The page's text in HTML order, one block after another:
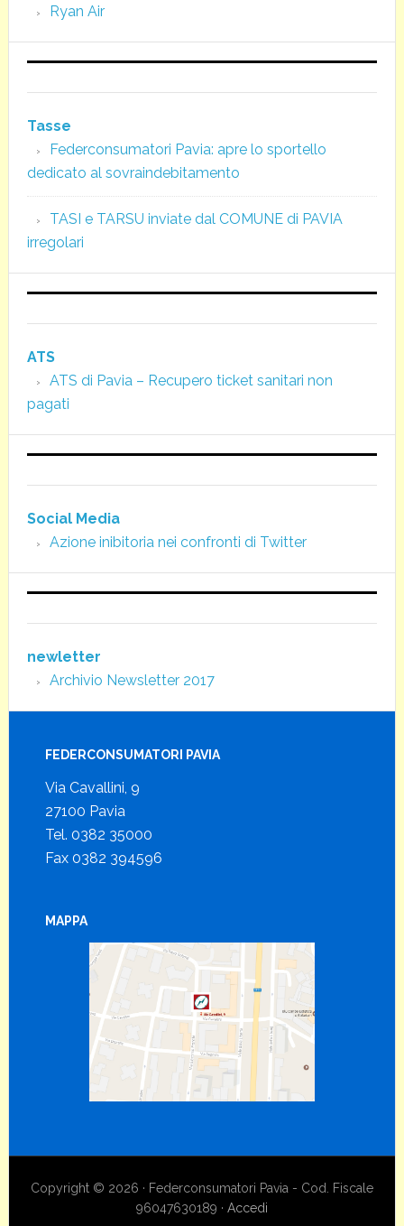
Ryan Air
Tasse
Federconsumatori Pavia: apre lo sportello
dedicato al sovraindebitamento
TASI e TARSU inviate dal COMUNE di PAVIA
irregolari
ATS
ATS di Pavia – Recupero ticket sanitari non
pagati
Social Media
Azione inibitoria nei confronti di Twitter
newletter
Archivio Newsletter 2017
FEDERCONSUMATORI PAVIA
Via Cavallini, 9
27100 Pavia
Tel. 0382 35000
Fax 0382 394596
MAPPA
Copyright © 2026 · Federconsumatori Pavia - Cod. Fiscale
96047630189 · Accedi